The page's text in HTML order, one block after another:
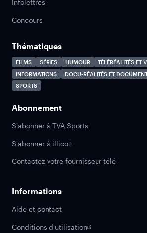
Infolettres
Concours
Thématiques
FILMS SÉRIES HUMOUR
TÉLÉRÉALITÉS ET
INFORMATIONS
DOCU-RÉALITÉS ET
SPORTS
Abonnement
S'abonner à TVA Sports
S'abonner à illico+
Contactez votre fournisseur télé
Informations
Aide et contact
Conditions d'utilisation